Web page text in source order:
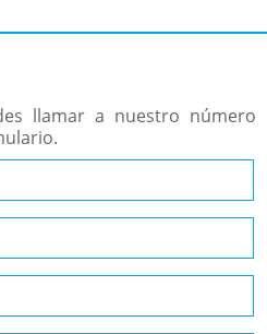
llamar a nuestro número